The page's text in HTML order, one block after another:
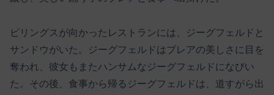
ビリングスが向かったレストランには、ジーグフェルドと
サンドウがいた。ジーグフェルドはブレアの美しさに目を
奪われ、彼女もまたハンサムなジーグフェルドになびい
た。その後、食事から帰るジーグフェルドは、道すがら出